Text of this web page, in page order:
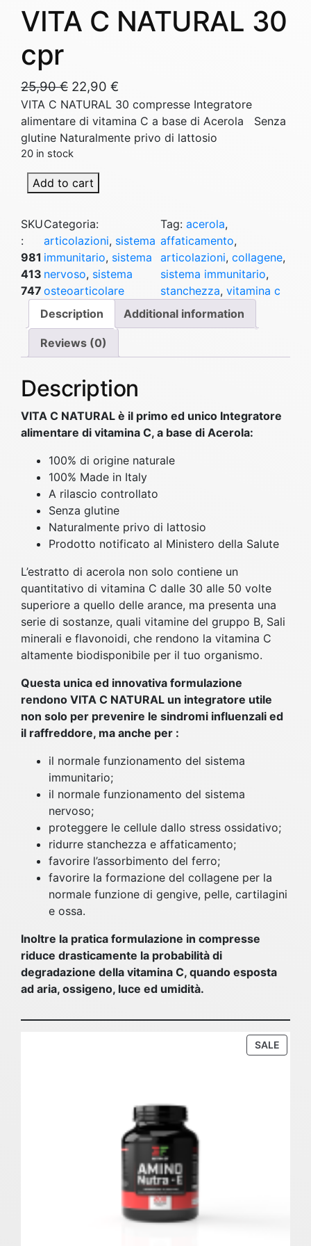
VITA C NATURAL 30
cpr
25,90€ O
r
i
g
i
n
a
p
r
i
c
e
w
a
:
5
9
0
€
.
22,90 €
u
r
r
r
i
c
e
s
2
9
€
.
VITA C NATURAL 30 compresse Integratore
alimentare di vitamina C a base di Acerola Senza
glutine Naturalmente privo di lattosio
20 in stock
V
T
A
C
N
A
U
A
3
c
p
t
y
Add to cart
SKU
:
981
413
747
Categoria:
articolazioni, sistema
immunitario, sistema
nervoso, sistema
osteoarticolare
Tag: acerola
affaticamento
articolazioni, collagene
sistema immunitario
stanchezza, vitamina c
Description
Additional information
Reviews (0)
Description
VITA C NATURAL è il primo ed unico Integratore
alimentare di vitamina C, a base di Acerola:
100% di origine naturale
100% Made in Italy
A rilascio controllato
Senza glutine
Naturalmente privo di lattosio
Prodotto notificato al Ministero della Salute
L’estratto di acerola non solo contiene un
quantitativo di vitamina C dalle 30 alle 50 volte
superiore a quello delle arance, ma presenta una
serie di sostanze, quali vitamine del gruppo B, Sali
minerali e flavonoidi, che rendono la vitamina C
altamente biodisponibile per il tuo organismo.
Questa unica ed innovativa formulazione
rendono VITA C NATURAL un integratore utile
non solo per prevenire le sindromi influenzali ed
il raffreddore, ma anche per :
il normale funzionamento del sistema
immunitario;
il normale funzionamento del sistema
nervoso;
proteggere le cellule dallo stress ossidativo;
ridurre stanchezza e affaticamento;
favorire l’assorbimento del ferro;
favorire la formazione del collagene per la
normale funzione di gengive, pelle, cartilagini
e ossa.
Inoltre la pratica formulazione in compresse
riduce drasticamente la probabilità di
degradazione della vitamina C, quando esposta
ad aria, ossigeno, luce ed umidità.
SALE
ON